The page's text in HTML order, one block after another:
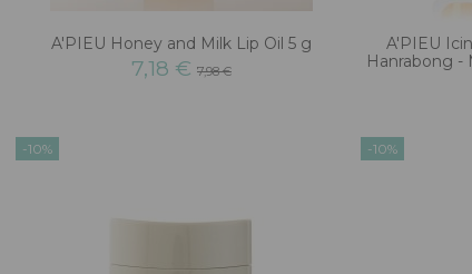
A'PIEU Honey and Milk Lip Oil 5 g
7,18 € 7,98 €
A'PIEU
Hanrabong -
-10% -10%